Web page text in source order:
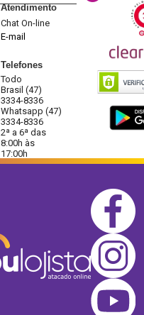
Atendimento
Chat On-line
E-mail
Telefones
Todo
Brasil (47)
3334-8336
Whatsapp (47)
3334-8336
2ª a 6ª das
8:00h às
17:00h